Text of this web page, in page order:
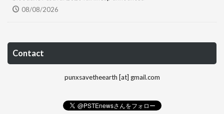
08/08/2026
Contact
punxsavetheearth [at] gmail.com